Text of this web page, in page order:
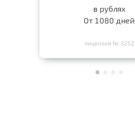
в рублях
От 1080 дней
лицензия № 3252